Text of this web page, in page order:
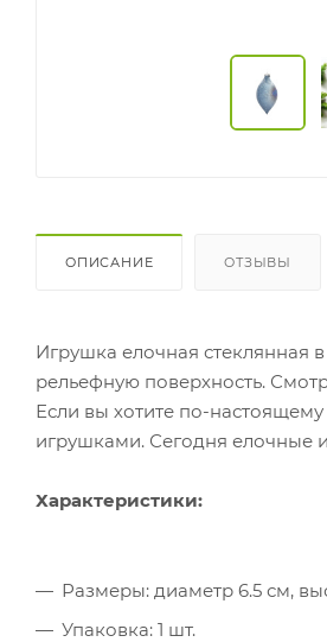
ОПИСАНИЕ ОТЗЫВЫ
Игрушка елочная стеклянная
рельефную поверхность.
Если вы хотите по-настоящему
игрушками. Сегодня елочные
Характеристики:
Размеры: диаметр 6.5 см,
Упаковка: 1 шт.